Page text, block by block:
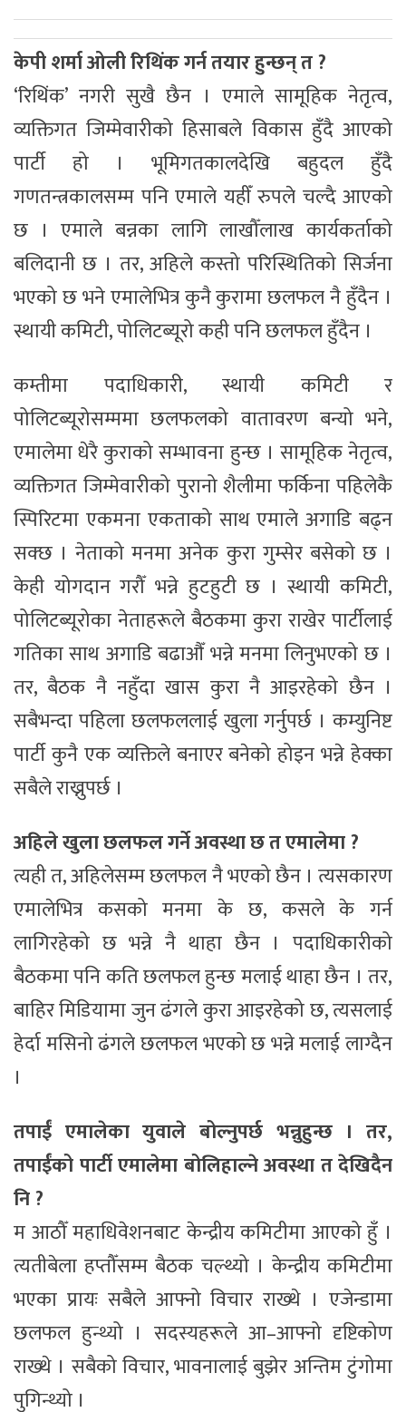
केपी शर्मा ओली रिथिंक गर्न तयार हुन्छन् त ?
‘रिथिंक’ नगरी सुखै छैन । एमाले सामूहिक नेतृत्व,
व्यक्तिगत जिम्मेवारीको हिसाबले विकास हुँदै आएको
पार्टी हो । भूमिगतकालदेखि बहुदल हुँदै
गणतन्त्रकालसम्म पनि एमाले यहीँ रुपले चल्दै आएको
छ । एमाले बन्नका लागि लाखौँलाख कार्यकर्ताको
बलिदानी छ । तर, अहिले कस्तो परिस्थितिको सिर्जना
भएको छ भने एमालेभित्र कुनै कुरामा छलफल नै हुँदैन ।
स्थायी कमिटी, पोलिटब्यूरो कही पनि छलफल हुँदैन ।
कम्तीमा पदाधिकारी, स्थायी कमिटी र
पोलिटब्यूरोसम्ममा छलफलको वातावरण बन्यो भने,
एमालेमा धेरै कुराको सम्भावना हुन्छ । सामूहिक नेतृत्व,
व्यक्तिगत जिम्मेवारीको पुरानो शैलीमा फर्किना पहिलेकै
स्पिरिटमा एकमना एकताको साथ एमाले अगाडि बढ्न
सक्छ । नेताको मनमा अनेक कुरा गुम्सेर बसेको छ ।
केही योगदान गरौँ भन्ने हुटहुटी छ । स्थायी कमिटी,
पोलिटब्यूरोका नेताहरूले बैठकमा कुरा राखेर पार्टीलाई
गतिका साथ अगाडि बढाऔँ भन्ने मनमा लिनुभएको छ ।
तर, बैठक नै नहुँदा खास कुरा नै आइरहेको छैन ।
सबैभन्दा पहिला छलफललाई खुला गर्नुपर्छ । कम्युनिष्ट
पार्टी कुनै एक व्यक्तिले बनाएर बनेको होइन भन्ने हेक्का
सबैले राख्नुपर्छ ।
अहिले खुला छलफल गर्ने अवस्था छ त एमालेमा ?
त्यही त, अहिलेसम्म छलफल नै भएको छैन । त्यसकारण
एमालेभित्र कसको मनमा के छ, कसले के गर्न
लागिरहेको छ भन्ने नै थाहा छैन । पदाधिकारीको
बैठकमा पनि कति छलफल हुन्छ मलाई थाहा छैन । तर,
बाहिर मिडियामा जुन ढंगले कुरा आइरहेको छ, त्यसलाई
हेर्दा मसिनो ढंगले छलफल भएको छ भन्ने मलाई लाग्दैन
।
तपाईं एमालेका युवाले बोल्नुपर्छ भन्नुहुन्छ । तर,
तपाईंको पार्टी एमालेमा बोलिहाल्ने अवस्था त देखिदैन
नि ?
म आठौँ महाधिवेशनबाट केन्द्रीय कमिटीमा आएको हुँ ।
त्यतीबेला हप्तौँसम्म बैठक चल्थ्यो । केन्द्रीय कमिटीमा
भएका प्रायः सबैले आफ्नो विचार राख्थे । एजेन्डामा
छलफल हुन्थ्यो । सदस्यहरूले आ–आफ्नो दृष्टिकोण
राख्थे । सबैको विचार, भावनालाई बुझेर अन्तिम टुंगोमा
पुगिन्थ्यो ।